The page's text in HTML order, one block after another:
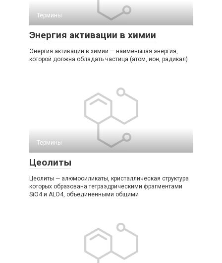
Термины
Энергия активации в химии
Энергия активации в химии — наименьшая энергия,
которой должна обладать частица (атом, ион, радикал)
Термины
Цеолиты
Цеолиты — алюмосиликаты, кристаллическая структура
которых образована тетраэдрическими фрагментами
SiO4 и ALO4, объединенными общими